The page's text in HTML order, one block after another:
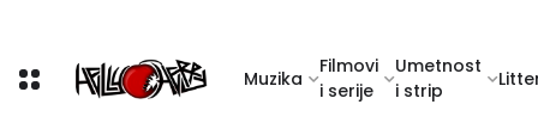
Muzika
Filmovi
i serije
Umetnost
i strip